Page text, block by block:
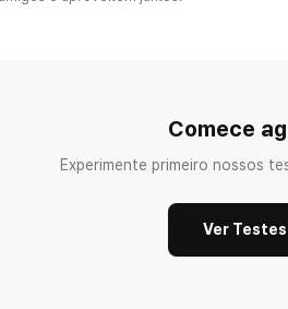
Comece
Experimente primeiro nossos
Ver Testes